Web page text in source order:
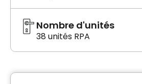
Nombre d'unités
38 unités RPA